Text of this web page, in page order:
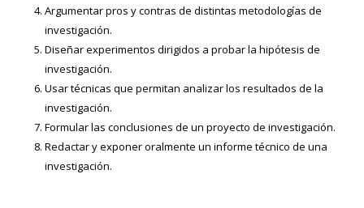
Argumentar pros y contras de distintas metodologías de
investigación.
Diseñar experimentos dirigidos a probar la hipótesis de
investigación.
Usar técnicas que permitan analizar los resultados de la
investigación.
Formular las conclusiones de un proyecto de investigación.
Redactar y exponer oralmente un informe técnico de una
investigación.